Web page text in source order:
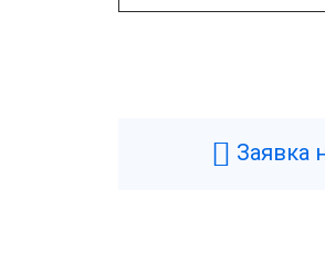
Заявка